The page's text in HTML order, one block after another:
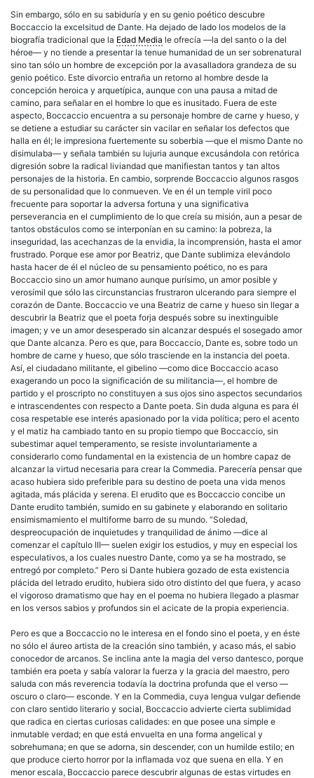
Sin embargo, sólo en su sabiduría y en su genio poético descubre
Boccaccio la excelsitud de Dante. Ha dejado de lado los modelos de la
biografía tradicional que la Edad Media le ofrecía —la del santo o la del
héroe— y no tiende a presentar la tenue humanidad de un ser sobrenatural
sino tan sólo un hombre de excepción por la avasalladora grandeza de su
genio poético. Este divorcio entraña un retorno al hombre desde la
concepción heroica y arquetípica, aunque con una pausa a mitad de
camino, para señalar en el hombre lo que es inusitado. Fuera de este
aspecto, Boccaccio encuentra a su personaje hombre de carne y hueso, y
se detiene a estudiar su carácter sin vacilar en señalar los defectos que
halla en él; le impresiona fuertemente su soberbia —que el mismo Dante no
disimulaba— y señala también su lujuria aunque excusándola con retórica
digresión sobre la radical liviandad que manifiestan tantos y tan altos
personajes de la historia. En cambio, sorprende Boccaccio algunos rasgos
de su personalidad que lo conmueven. Ve en él un temple viril poco
frecuente para soportar la adversa fortuna y una significativa
perseverancia en el cumplimiento de lo que creía su misión, aun a pesar de
tantos obstáculos como se interponían en su camino: la pobreza, la
inseguridad, las acechanzas de la envidia, la incomprensión, hasta el amor
frustrado. Porque ese amor por Beatriz, que Dante sublimiza elevándolo
hasta hacer de él el núcleo de su pensamiento poético, no es para
Boccaccio sino un amor humano aunque purísimo, un amor posible y
verosímil que sólo las circunstancias frustraron ulcerando para siempre el
corazón de Dante. Boccaccio ve una Beatriz de carne y hueso sin llegar a
descubrir la Beatriz que el poeta forja después sobre su inextinguible
imagen; y ve un amor desesperado sin alcanzar después el sosegado amor
que Dante alcanza. Pero es que, para Boccaccio, Dante es, sobre todo un
hombre de carne y hueso, que sólo trasciende en la instancia del poeta.
Así, el ciudadano militante, el gibelino —como dice Boccaccio acaso
exagerando un poco la significación de su militancia—, el hombre de
partido y el proscripto no constituyen a sus ojos sino aspectos secundarios
e intrascendentes con respecto a Dante poeta. Sin duda alguna es para él
cosa respetable ese interés apasionado por la vida política; pero el acento
y el matiz ha cambiado tanto en su propio tiempo que Boccaccio, sin
subestimar aquel temperamento, se resiste involuntariamente a
considerarlo como fundamental en la existencia de un hombre capaz de
alcanzar la virtud necesaria para crear la Commedia. Parecería pensar que
acaso hubiera sido preferible para su destino de poeta una vida menos
agitada, más plácida y serena. El erudito que es Boccaccio concibe un
Dante erudito también, sumido en su gabinete y elaborando en solitario
ensimismamiento el multiforme barro de su mundo. “Soledad,
despreocupación de inquietudes y tranquilidad de ánimo —dice al
comenzar el capítulo III— suelen exigir los estudios, y muy en especial los
especulativos, a los cuales nuestro Dante, como ya se ha mostrado, se
entregó por completo.” Pero si Dante hubiera gozado de esta existencia
plácida del letrado erudito, hubiera sido otro distinto del que fuera, y acaso
el vigoroso dramatismo que hay en el poema no hubiera llegado a plasmar
en los versos sabios y profundos sin el acicate de la propia experiencia.
Pero es que a Boccaccio no le interesa en el fondo sino el poeta, y en éste
no sólo el áureo artista de la creación sino también, y acaso más, el sabio
conocedor de arcanos. Se inclina ante la magia del verso dantesco, porque
también era poeta y sabía valorar la fuerza y la gracia del maestro, pero
saluda con más reverencia todavía la doctrina profunda que el verso —
oscuro o claro— esconde. Y en la Commedia, cuya lengua vulgar defiende
con claro sentido literario y social, Boccaccio advierte cierta sublimidad
que radica en ciertas curiosas calidades: en que posee una simple e
inmutable verdad; en que está envuelta en una forma angelical y
sobrehumana; en que se adorna, sin descender, con un humilde estilo; en
que produce cierto horror por la inflamada voz que suena en ella. Y en
menor escala, Boccaccio parece descubrir algunas de estas virtudes en